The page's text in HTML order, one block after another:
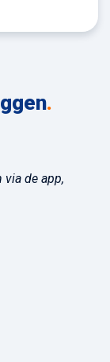
.
via de app,